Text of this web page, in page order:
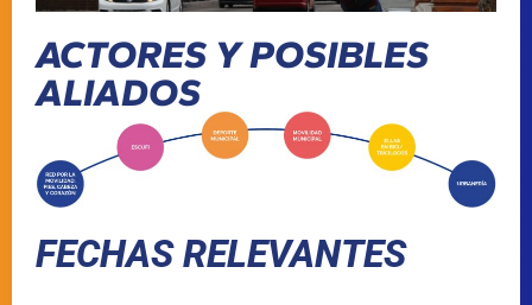
ACTORES Y POSIBLES
ALIADOS
FECHAS RELEVANTES